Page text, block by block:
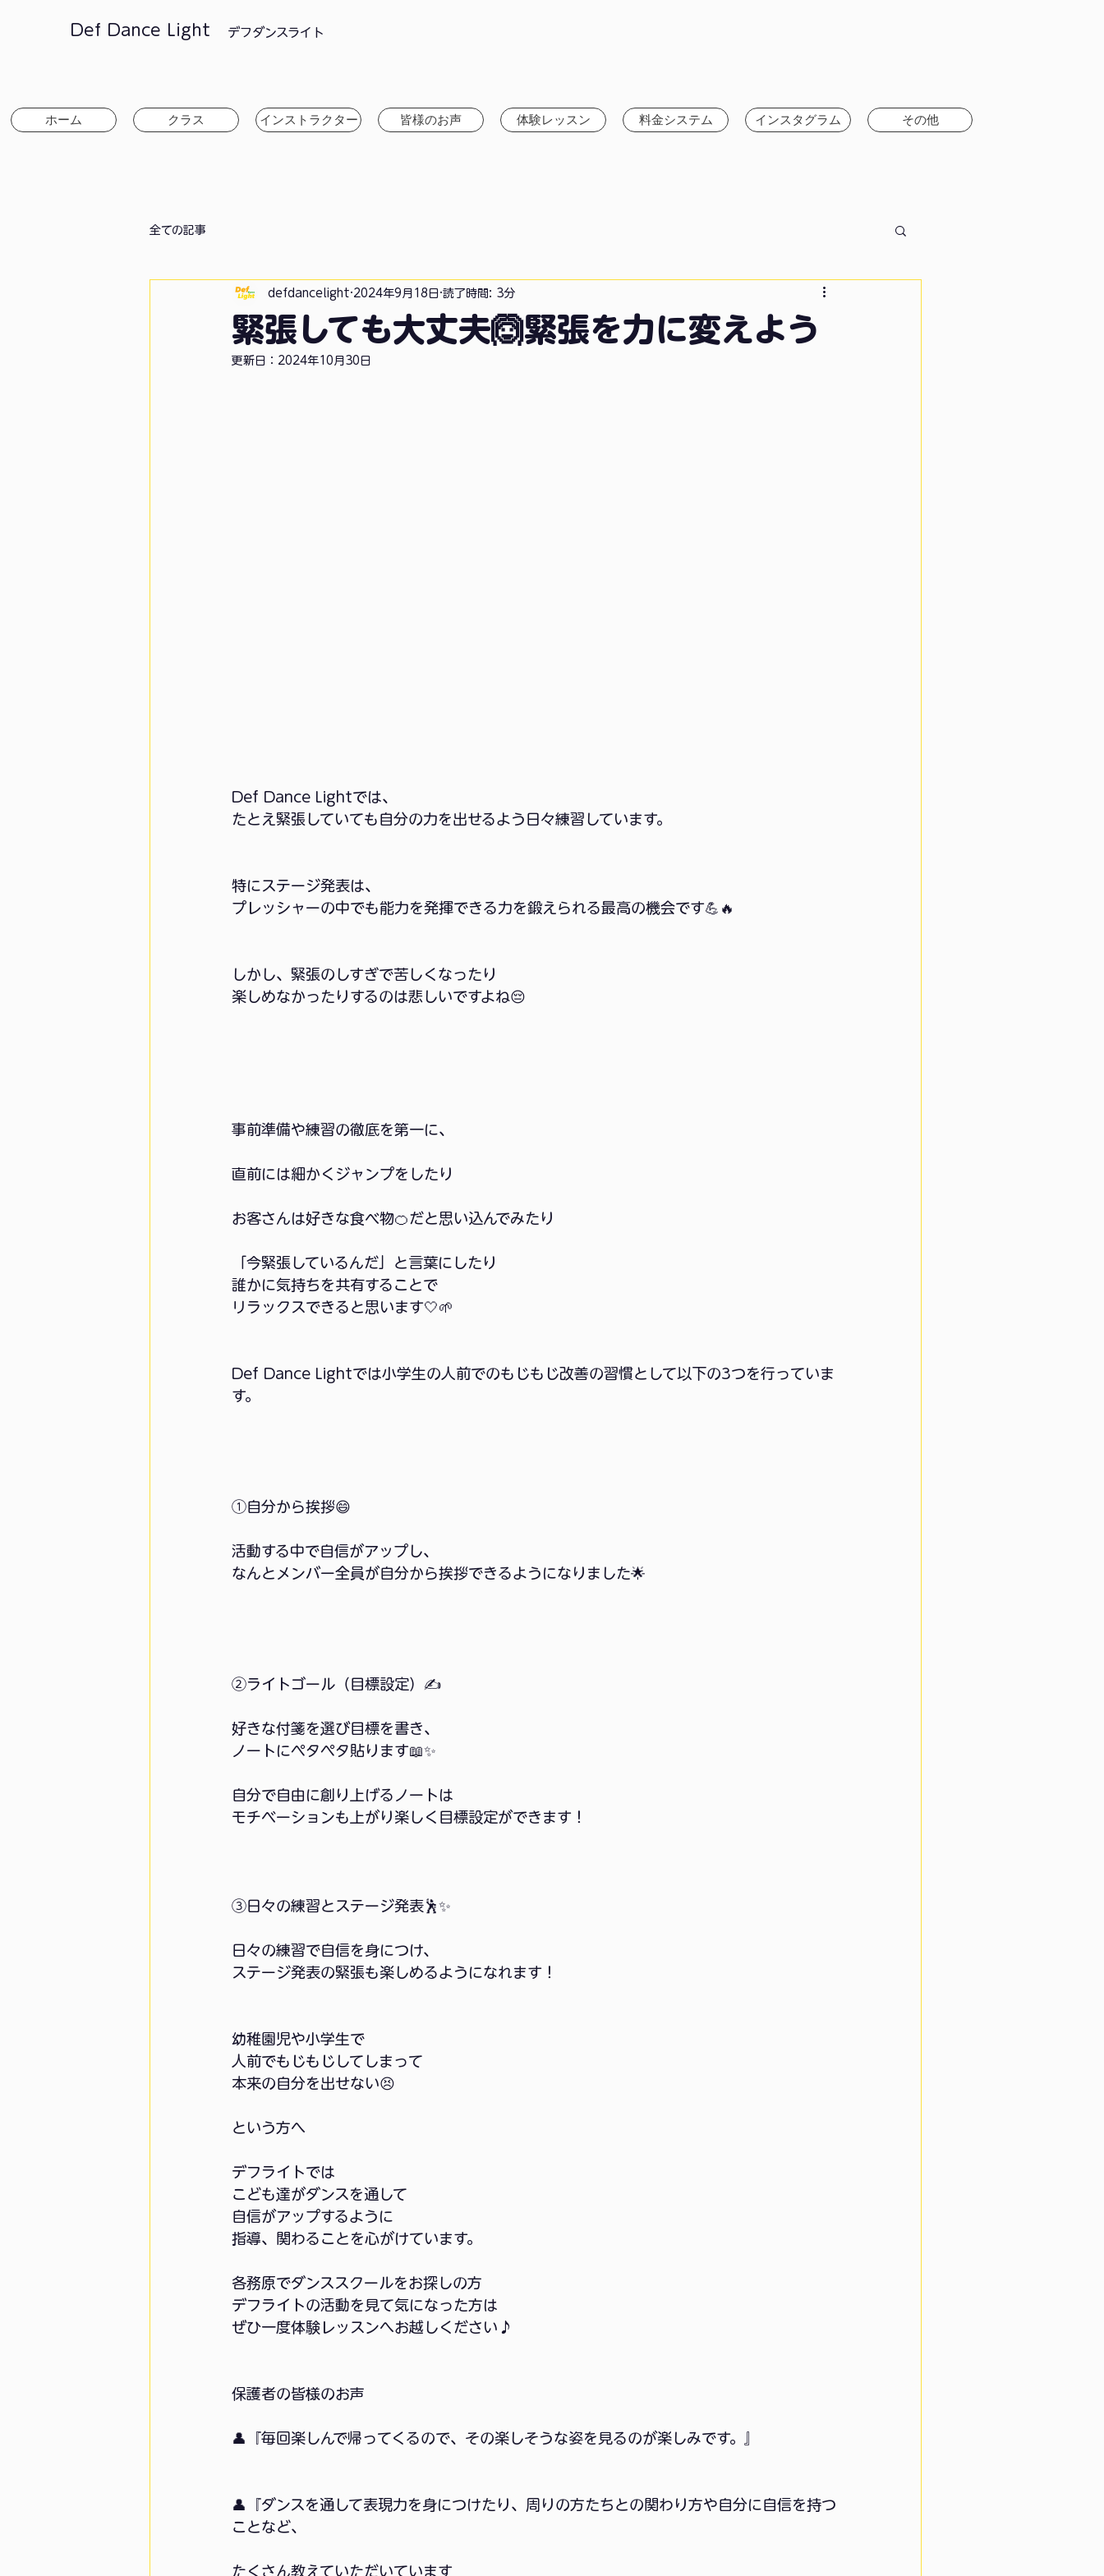
Def Dance Light ​デフダンスライト
ホーム クラス インストラクター 皆様のお声 体験レッスン 料金システム インスタグラム その他
全ての記事
緊張しても大丈夫🙆緊張を力に変えよう
defdancelight 2024年9月18日 読了時間: 3分
更新日： 2024年10月30日
Def Dance Lightでは、
たとえ緊張していても自分の力を出せるよう日々練習しています。
特にステージ発表は、
プレッシャーの中でも能力を発揮できる力を鍛えられる最高の機会です💪🔥
しかし、緊張のしすぎで苦しくなったり
楽しめなかったりするのは悲しいですよね😔
事前準備や練習の徹底を第一に、
直前には細かくジャンプをしたり
お客さんは好きな食べ物🍊だと思い込んでみたり
「今緊張しているんだ」と言葉にしたり
誰かに気持ちを共有することで
リラックスできると思います🤍🌱
Def Dance Lightでは小学生の人前でのもじもじ改善の習慣として以下の3つを行っていま
す。
①自分から挨拶😄
活動する中で自信がアップし、
なんとメンバー全員が自分から挨拶できるようになりました🌟
②ライトゴール（目標設定）✍️
好きな付箋を選び目標を書き、
ノートにペタペタ貼ります📖✨
自分で自由に創り上げるノートは
モチベーションも上がり楽しく目標設定ができます！
③日々の練習とステージ発表🕺✨
日々の練習で自信を身につけ、
ステージ発表の緊張も楽しめるようになれます！
幼稚園児や小学生で
人前でもじもじしてしまって
本来の自分を出せない😣
という方へ
デフライトでは
こども達がダンスを通して
自信がアップするように
指導、関わることを心がけています。
各務原でダンススクールをお探しの方
デフライトの活動を見て気になった方は
ぜひ一度体験レッスンへお越しください♪
保護者の皆様のお声
👤『毎回楽しんで帰ってくるので、その楽しそうな姿を見るのが楽しみです。』
👤『ダンスを通して表現力を身につけたり、周りの方たちとの関わり方や自分に自信を持つ
ことなど、
たくさん教えていただいています